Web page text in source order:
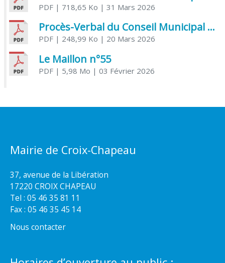
PDF| 718,65 Ko | 31 Mars 2026
Procès-Verbal du Conseil Municipal du 20 mars 2026
PDF| 248,99 Ko | 20 Mars 2026
Le Maillon n°55
PDF| 5,98 Mo | 03 Février 2026
Mairie de Croix-Chapeau
37, avenue de la Libération
17220 CROIX CHAPEAU
Tel : 05 46 35 81 11
Fax : 05 46 35 45 14
Nous contacter